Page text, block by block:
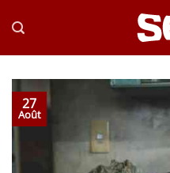
au
27
Août